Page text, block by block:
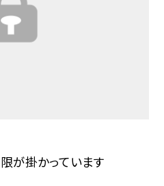
が掛かっています